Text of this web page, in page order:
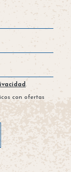
.
con ofertas